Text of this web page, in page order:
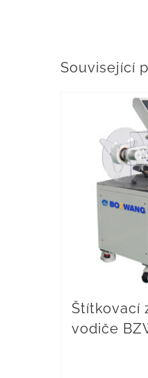
Související
Štítkovací
vodiče